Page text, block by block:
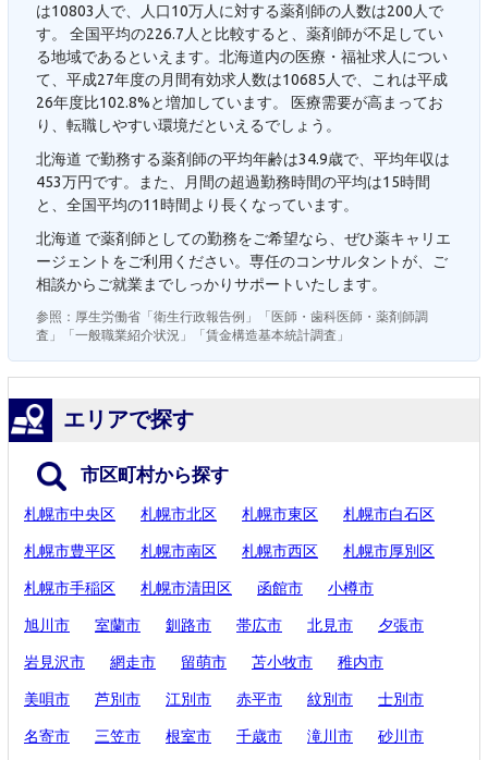
は10803人で、人口10万人に対する薬剤師の人数は200人で
す。 全国平均の226.7人と比較すると、薬剤師が不足してい
る地域であるといえます。北海道内の医療・福祉求人につい
て、平成27年度の月間有効求人数は10685人で、これは平成
26年度比102.8%と増加しています。 医療需要が高まってお
り、転職しやすい環境だといえるでしょう。
北海道 で勤務する薬剤師の平均年齢は34.9歳で、平均年収は
453万円です。また、月間の超過勤務時間の平均は15時間
と、全国平均の11時間より長くなっています。
北海道 で薬剤師としての勤務をご希望なら、ぜひ薬キャリエ
ージェントをご利用ください。専任のコンサルタントが、ご
相談からご就業までしっかりサポートいたします。
参照：厚生労働省「衛生行政報告例」「医師・歯科医師・薬剤師調
査」「一般職業紹介状況」「賃金構造基本統計調査」
エリアで探す
市区町村から探す
札幌市中央区 札幌市北区 札幌市東区 札幌市白石区
札幌市豊平区 札幌市南区 札幌市西区 札幌市厚別区
札幌市手稲区 札幌市清田区 函館市 小樽市
旭川市 室蘭市 釧路市 帯広市 北見市 夕張市
岩見沢市 網走市 留萌市 苫小牧市 稚内市
美唄市 芦別市 江別市 赤平市 紋別市 士別市
名寄市 三笠市 根室市 千歳市 滝川市 砂川市